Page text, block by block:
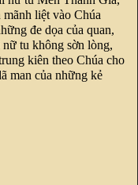
liệt vào Chúa
đe dọa của quan,
tu không sờn lòng,
kiên theo Chúa cho
man của những kẻ